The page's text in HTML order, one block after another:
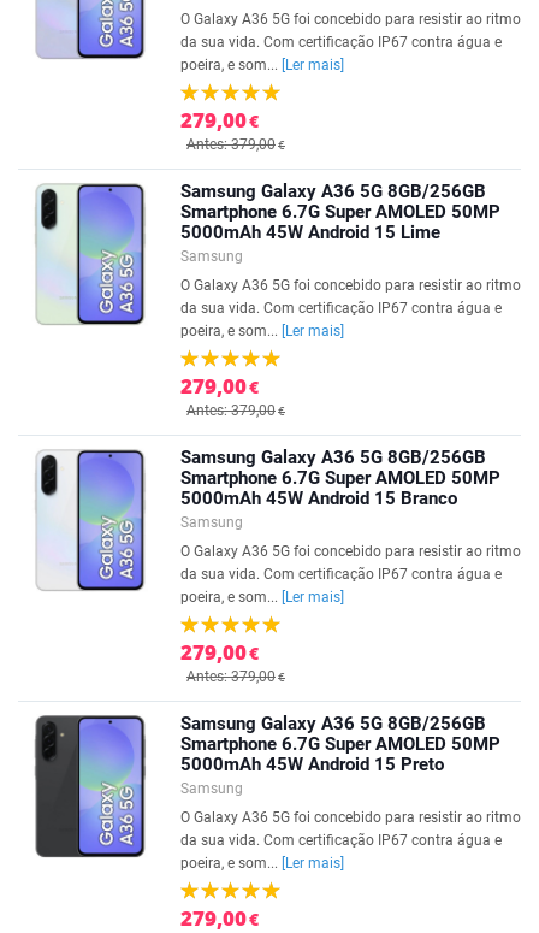
O Galaxy A36 5G foi concebido para resistir ao ritmo
da sua vida. Com certificação IP67 contra água e
poeira, e som...
[Ler mais]
279,00€
Antes: 379,00€
Samsung Galaxy A36 5G 8GB/256GB
Smartphone 6.7G Super AMOLED 50MP
5000mAh 45W Android 15 Lime
Samsung
O Galaxy A36 5G foi concebido para resistir ao ritmo
da sua vida. Com certificação IP67 contra água e
poeira, e som...
[Ler mais]
279,00€
Antes: 379,00€
Samsung Galaxy A36 5G 8GB/256GB
Smartphone 6.7G Super AMOLED 50MP
5000mAh 45W Android 15 Branco
Samsung
O Galaxy A36 5G foi concebido para resistir ao ritmo
da sua vida. Com certificação IP67 contra água e
poeira, e som...
[Ler mais]
279,00€
Antes: 379,00€
Samsung Galaxy A36 5G 8GB/256GB
Smartphone 6.7G Super AMOLED 50MP
5000mAh 45W Android 15 Preto
Samsung
O Galaxy A36 5G foi concebido para resistir ao ritmo
da sua vida. Com certificação IP67 contra água e
poeira, e som...
[Ler mais]
279,00€